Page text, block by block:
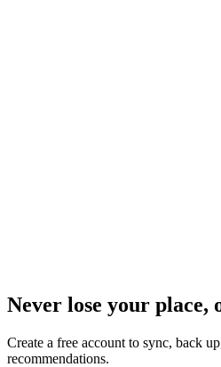
Never lose your place,
Create a free account to sync, back
recommendations.